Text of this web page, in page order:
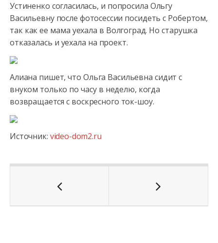
Устиненко согласилась, и попросила Ольгу
Васильевну после фотосессии посидеть с Робертом,
так как ее мама уехала в Волгоград. Но старушка
отказалась и уехала на проект.
Алиана пишет, что Ольга Васильевна сидит с
внуком только по часу в неделю, когда
возвращается с воскресного ток-шоу.
Источник: video-dom2.ru